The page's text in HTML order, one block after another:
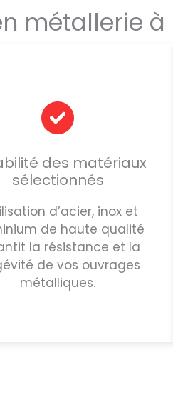
métallerie à
des matériaux
sélectionnés
d’acier, inox et
de haute qualité
la résistance et la
de vos ouvrages
métalliques.